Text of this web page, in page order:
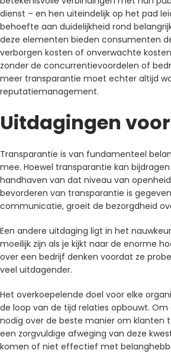
dienst – en hen uiteindelijk op het pad
behoefte aan duidelijkheid rond
deze elementen bieden consumenten
verborgen kosten of onverwachte
zonder de concurrentievoordelen of
meer transparantie moet echter altijd
reputatiemanagement.
Uitdagingen
Transparantie is van fundamenteel
mee. Hoewel transparantie kan
handhaven van dat niveau van
bevorderen van transparantie is
communicatie, groeit de bezorgdheid
Een andere uitdaging ligt in het
moeilijk zijn als je kijkt naar de enorme
over een bedrijf denken voordat ze
veel uitdagender.
Het overkoepelende doel voor elke
de loop van de tijd relaties opbouwt.
nodig over de beste manier om klanten
een zorgvuldige afweging van deze
komen of niet effectief met